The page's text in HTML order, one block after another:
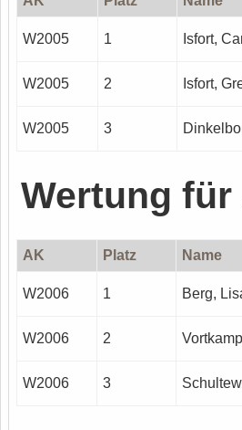
W2005 1 Isfort,
W2005 2 Isfort,
W2005 3
Wertung für
AK Platz Name
W2006 1 Berg,
W2006 2
W2006 3